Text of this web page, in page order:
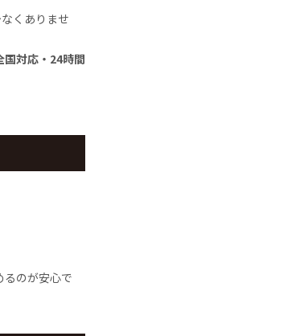
くありませ
国対応・24時間
るのが安心で